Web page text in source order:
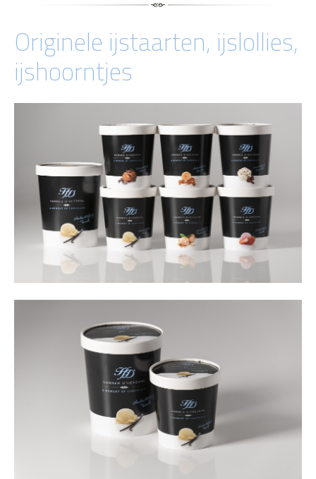
Originele ijstaarten, ijslollies,
ijshoorntjes